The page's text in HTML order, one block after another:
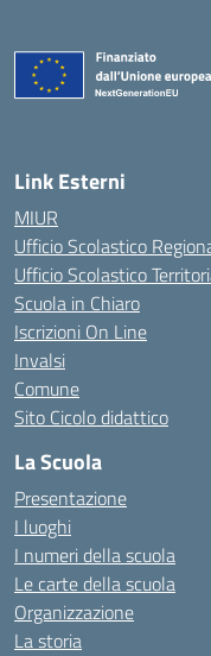
Link Esterni
MIUR
Ufficio Scolastico
Ufficio Scolastico
Scuola in Chiaro
Iscrizioni On Line
Invalsi
Comune
Sito Cicolo didattico
La Scuola
Presentazione
I luoghi
I numeri della scuola
Le carte della scuola
Organizzazione
La storia